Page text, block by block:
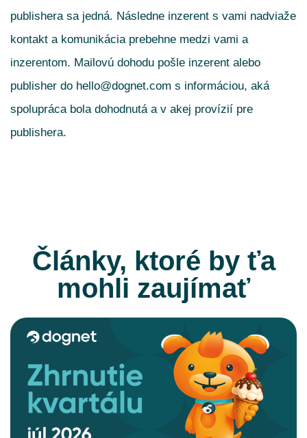
publishera sa jedná. Následne inzerent s vami nadviaže
kontakt a komunikácia prebehne medzi vami a
inzerentom. Mailovú dohodu pošle inzerent alebo
publisher do hello@dognet.com s informáciou, aká
spolupráca bola dohodnutá a v akej provízií pre
publishera.
Články, ktoré by ťa
mohli zaujímať